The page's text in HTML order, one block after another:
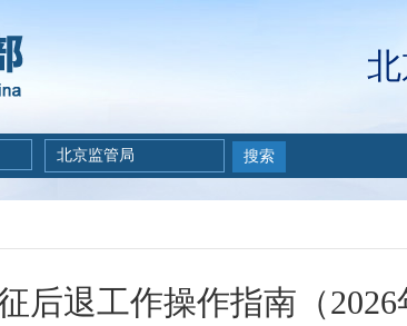
北京监管局 搜索
后退工作操作指南（2026